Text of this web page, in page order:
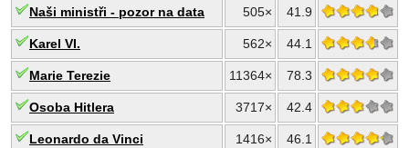
Naši ministři - pozor na data 505× 41.9
Karel VI. 562× 44.1
Marie Terezie 11364× 78.3
Osoba Hitlera 3717× 42.4
Leonardo da Vinci 1416× 46.1